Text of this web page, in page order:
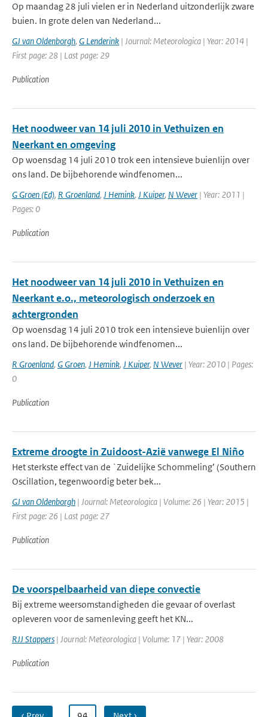
Op maandag 28 juli vielen er in Nederland uitzonderlijk zware
buien. In grote delen van Nederland...
GJ van Oldenborgh, G Lenderink | Journal: Meteorologica | Year: 2014 |
First page: 28 | Last page: 29
Publication
Het noodweer van 14 juli 2010 in Vethuizen en
Neerkant en omgeving
Op woensdag 14 juli 2010 trok een intensieve buienlijn over
ons land. De bijbehorende windfenomen...
G Groen (Ed), R Groenland, J Hemink, J Kuiper, N Wever | Year: 2011 |
Pages: 0
Publication
Het noodweer van 14 juli 2010 in Vethuizen en
Neerkant e.o., meteorologisch onderzoek en
achtergronden
Op woensdag 14 juli 2010 trok een intensieve buienlijn over
ons land. De bijbehorende windfenomen...
R Groenland, G Groen, J Hemink, J Kuiper, N Wever | Year: 2010 | Pages:
0
Publication
Extreme droogte in Zuidoost-Azië vanwege El Niño
Het sterkste effect van de `Zuidelijke Schommeling’ (Southern
Oscillation, tegenwoordig beter bek...
GJ van Oldenborgh | Journal: Meteorologica | Volume: 26 | Year: 2015 |
First page: 26 | Last page: 27
Publication
De voorspelbaarheid van diepe convectie
Bij extreme weersomstandigheden die gevaar of overlast
opleveren voor de samenleving geeft het KN...
RJJ Stappers | Journal: Meteorologica | Volume: 17 | Year: 2008
Publication